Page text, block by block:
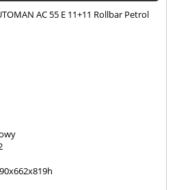
AC 55 E 11+11 Rollbar Petrol